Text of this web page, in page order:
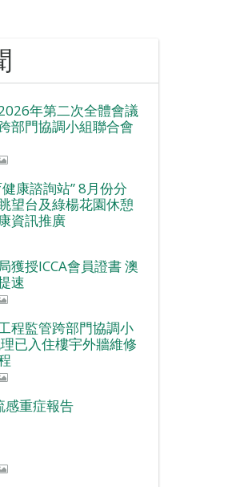
年第二次全體會議
部門協調小組聯合會
康諮詢站” 8月份分
望台及綠楊花園休憩
資訊推廣
獲授ICCA會員證書 澳
速
程監管跨部門協調小
已入住樓宇外牆維修
感重症報告